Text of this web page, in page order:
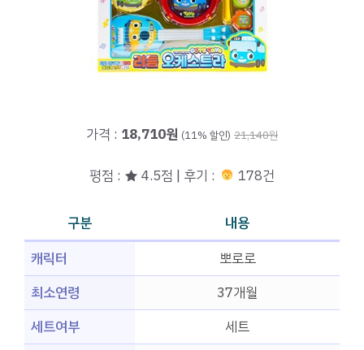
가격 : 18,710원 (11% 할인) 21,140원
평점 : ★ 4.5점 | 후기 : 178건
구분
내용
캐릭터
뽀로로
최소연령
37개월
세트여부
세트